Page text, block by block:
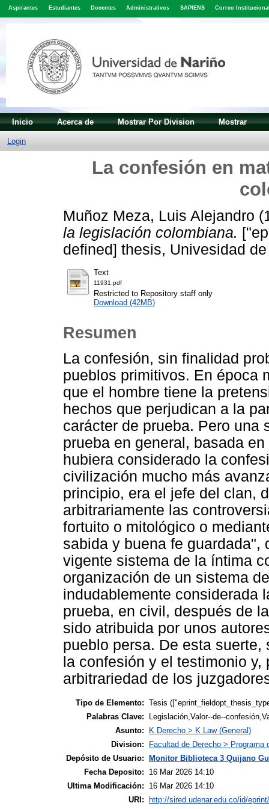
Aspirantes Estudiantes Docentes Administrativos SAPIENS Correo
Inicio Acerca de Mostrar Por Division Mostrar
Login
La confesión en
Muñoz Meza, Luis Alejandro
la legislación colombiana.
defined] thesis, Univesidad
Text
11931.pdf
Restricted to Repository staff only
Download (42MB)
Resumen
La confesión, sin finalidad
pueblos primitivos. En época
que el hombre tiene la
hechos que perjudican a la
carácter de prueba. Pero una
prueba en general, basada
hubiera considerado la
civilización mucho más
principio, era el jefe del clan,
arbitrariamente las
fortuito o mitológico o
sabida y buena fe
vigente sistema de la íntima
organización de un sistema
indudablemente considerada
prueba, en civil, después de
sido atribuida por unos
pueblo persa. De esta
la confesión y el testimonio
arbitrariedad de los
Tipo de Elemento: Tesis
Palabras Clave:
Legislación,Valor--de--
Asunto:
K Derecho > K Law (General)
Division:
Facultad de Derecho > Programa
Depósito de Usuario: Monitor Biblioteca 3 Quijano
Fecha Deposito:
16 Mar 2026 14:10
Ultima Modificación:
16 Mar 2026 14:10
URI: http://sired.udenar.edu.co/id/